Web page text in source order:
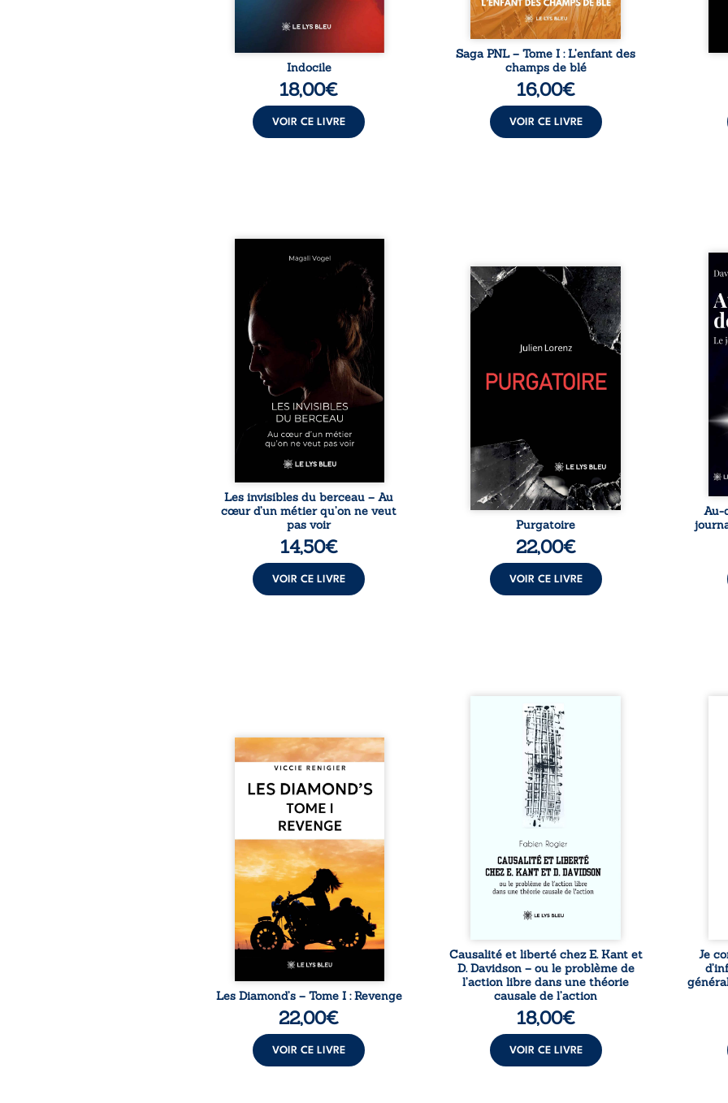
Indocile
18,00€
VOIR CE LIVRE
Saga PNL – Tome I : L’enfant des
champs de blé
16,00€
VOIR CE LIVRE
Qui prend soin de celles et
ceux auxquels nous confions
nos enfants ? Derrière la
douceur apparente des
maisons d’accueil se joue une
réalité que nul ne soupçonne :
rémunérations dérisoires,
solitude, épuisement,
responsabilités écrasantes… À
travers des témoignages
saisissants et sa propre
expérience, Magali Vogel lève
le voile sur les coulisses d’une ...
Les invisibles du berceau – Au
cœur d’un métier qu’on ne veut
pas voir
14,50€
VOIR CE LIVRE
Vingt années d’écriture, de
blessures, d’émotions et de
pensées se rencontrent dans
ce recueil profondément
intime. Entre nouvelles
autobiographiques, poèmes
philosophiques, chaque texte
ouvre une porte sur
être choisie au hasard, comme
une rencontre inattendue sur
le chemin de la vie. ...
Purgatoire
22,00€
VOIR CE LIVRE
Né
la
ses
prix
les
Au-
Revenge est à la tête des
Diamond’s, un clan de motards
aussi réputé et respecté que
redouté dans tout le pays. Rien
ne la prédestinait à cette vie,
mais les épreuves ont forgé
une femme dure, inaccessible
et résolue à ne jamais dévoiler
ses faiblesses, jusqu’à ce que
le mystérieux Juan croise sa
route. Chef d’une famille de
Nomads, Juan porte lui aussi le
poids ...
Les Diamond’s – Tome I : Revenge
22,00€
VOIR CE LIVRE
Sommes-nous vraiment libres
si chacun de nos actes s’inscrit
dans une chaîne de causes ? À
travers une confrontation
entre les pensées d’Emmanuel
Kant et de Donald Davidson,
cet essai explore les liens entre
libre arbitre, déterminisme
causal et responsabilité. De la
volonté kantienne au monisme
anomal de Davidson, il
interroge la manière dont les
intentions et les croyances
peuvent ...
Causalité et liberté chez E. Kant et
D. Davidson – ou le problème de
l’action libre dans une théorie
causale de l’action
18,00€
VOIR CE LIVRE
Je
et
Je